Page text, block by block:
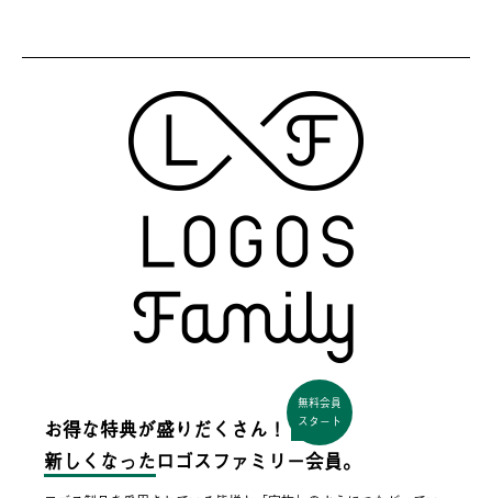
お得な特典が盛りだくさん！
無料会員
スタート
新しくなった ロゴスファミリー会員。